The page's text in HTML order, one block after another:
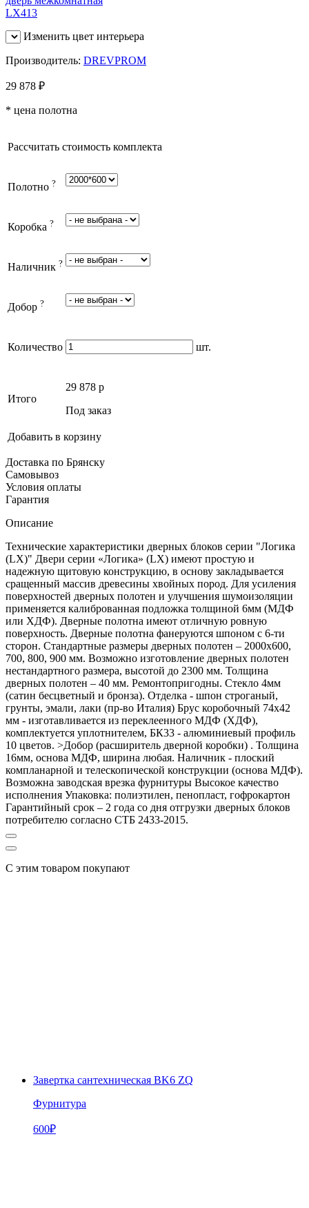
Изменить цвет интерьера
Производитель: DREVPROM
29 878 ₽
* цена полотна
Рассчитать стоимость комплекта
Полотно ?
Коробка ?
Наличник ?
Добор ?
Количество шт.
Итого
29 878 p
Под заказ
Добавить в корзину
Доставка по Брянску
Самовывоз
Условия оплаты
Гарантия
Описание
Технические характеристики дверных блоков серии "Логика
(LX)" Двери серии «Логика» (LX) имеют простую и
надежную щитовую конструкцию, в основу закладывается
сращенный массив древесины хвойных пород. Для усиления
поверхностей дверных полотен и улучшения шумоизоляции
применяется калиброванная подложка толщиной 6мм (МДФ
или ХДФ). Дверные полотна имеют отличную ровную
поверхность. Дверные полотна фанеруются шпоном с 6-ти
сторон. Стандартные размеры дверных полотен – 2000х600,
700, 800, 900 мм. Возможно изготовление дверных полотен
нестандартного размера, высотой до 2300 мм. Толщина
дверных полотен – 40 мм. Ремонтопригодны. Стекло 4мм
(сатин бесцветный и бронза). Отделка - шпон строганый,
грунты, эмали, лаки (пр-во Италия) Брус коробочный 74х42
мм - изготавливается из переклеенного МДФ (ХДФ),
комплектуется уплотнителем, БК33 - алюминиевый профиль
10 цветов. >Добор (расширитель дверной коробки) . Толщина
16мм, основа МДФ, ширина любая. Наличник - плоский
компланарной и телескопической конструкции (основа МДФ).
Возможна заводская врезка фурнитуры Высокое качество
исполнения Упаковка: полиэтилен, пенопласт, гофрокартон
Гарантийный срок – 2 года со дня отгрузки дверных блоков
потребителю согласно СТБ 2433-2015.
С этим товаром покупают
Завертка сантехническая BK6 ZQ
Фурнитура
600₽